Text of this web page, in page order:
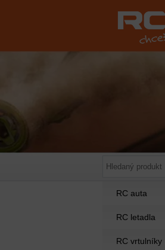
RC auta
RC letadla
RC vrtulníky